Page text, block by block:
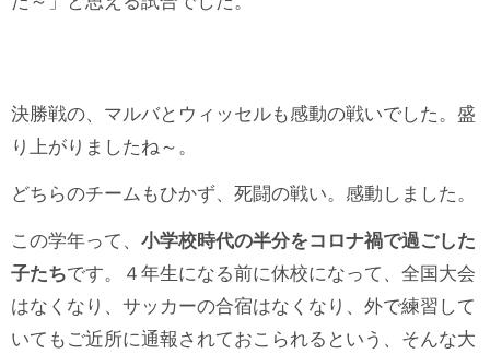
決勝戦の、マルバとウィッセルも感動の戦いでした。盛
り上がりましたね～。
どちらのチームもひかず、死闘の戦い。感動しました。
この学年って、 小学校時代の半分をコロナ禍で過ごした
子たちです。４年生になる前に休校になって、全国大会
はなくなり、サッカーの合宿はなくなり、外で練習して
いてもご近所に通報されておこられるという、そんな大